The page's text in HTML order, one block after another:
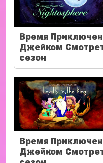
Время
Джейком
сезон
Время
Джейком